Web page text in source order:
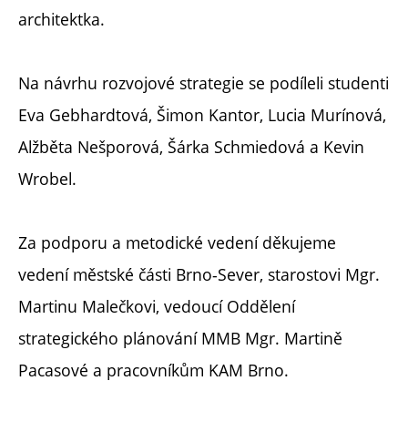
architektka.
Na návrhu rozvojové strategie se podíleli studenti
Eva Gebhardtová, Šimon Kantor, Lucia Murínová,
Alžběta Nešporová, Šárka Schmiedová a Kevin
Wrobel.
Za podporu a metodické vedení děkujeme
vedení městské části Brno-Sever, starostovi Mgr.
Martinu Malečkovi, vedoucí Oddělení
strategického plánování MMB Mgr. Martině
Pacasové a pracovníkům KAM Brno.